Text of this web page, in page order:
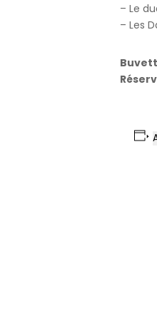
– Le
– Les